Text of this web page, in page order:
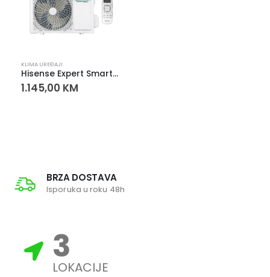
KLIMA UREĐAJI
Hisense Expert Smart 18K klima uređaj inverter CF50XS1FG + CF50XS1FW – WiFi, A++
1.145,00 KM
BRZA DOSTAVA
Isporuka u roku 48h
3
LOKACIJE